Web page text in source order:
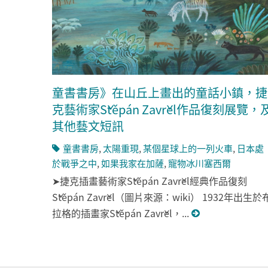
童書書房》在山丘上畫出的童話小鎮，捷
克藝術家Štěpán Zavřel作品復刻展覽，
其他藝文短訊
童書書房, 太陽重現,某個星球上的一列火車, 日本處
於戰爭之中,如果我家在加薩,寵物冰川塞西爾
➤捷克插畫藝術家Štěpán Zavřel經典作品復刻
Štěpán Zavřel（圖片來源：wiki） 1932年出生於
拉格的插畫家Štěpán Zavřel，...